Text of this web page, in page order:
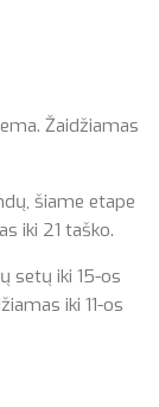
Žaidžiamas
šiame etape
iki 21 taško.
setų iki 15-os
iki 11-os